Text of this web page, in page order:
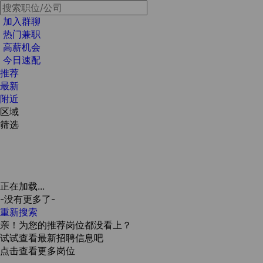
加入群聊
热门兼职
高薪机会
今日速配
推荐
最新
附近
区域
筛选
正在加载...
-没有更多了-
重新搜索
亲！为您的推荐岗位都没看上？
试试查看最新招聘信息吧
点击查看更多岗位